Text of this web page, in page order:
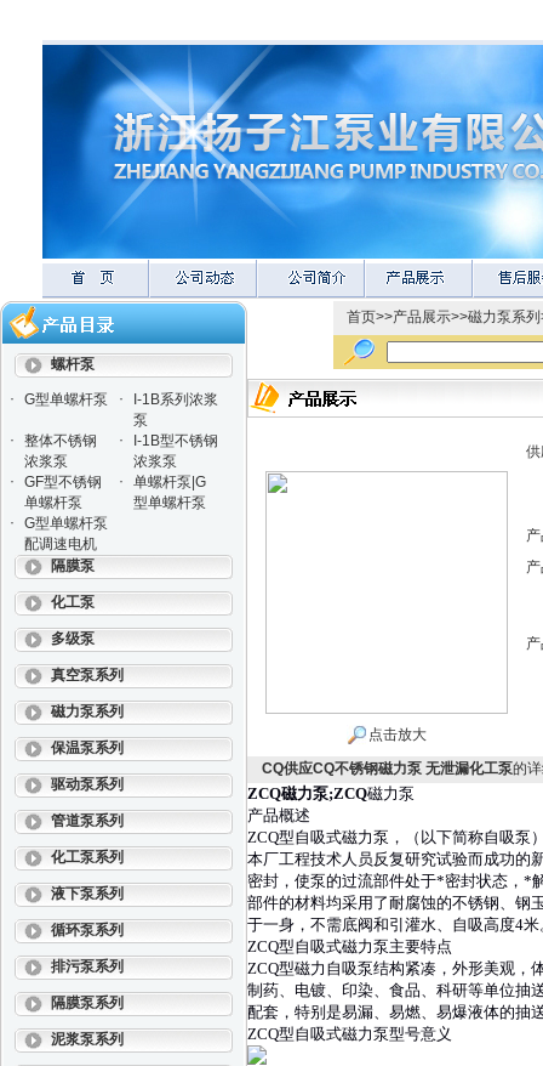
螺杆泵
·
G型单螺杆泵 ·
I-1B系列浓浆
泵
·
整体不锈钢
浓浆泵
·
I-1B型不锈钢
浓浆泵
·
GF型不锈钢
单螺杆泵
·
单螺杆泵|G
型单螺杆泵
·
G型单螺杆泵
配调速电机
隔膜泵
化工泵
多级泵
真空泵系列
磁力泵系列
保温泵系列
驱动泵系列
管道泵系列
化工泵系列
液下泵系列
循环泵系列
排污泵系列
隔膜泵系列
泥浆泵系列
首页>>产品展示>>磁力泵系列
点击放大
CQ供应CQ不锈钢磁力泵 无泄漏化工泵的
ZCQ磁力泵;ZCQ磁力泵
产品概述
ZCQ型自吸式磁力泵，（以下简称自吸泵
本厂工程技术人员反复研究试验而成功的
密封，使泵的过流部件处于*密封状态，*
部件的材料均采用了耐腐蚀的不锈钢、钢
于一身，不需底阀和引灌水、自吸高度4米
ZCQ型自吸式磁力泵主要特点
ZCQ型磁力自吸泵结构紧凑，外形美观，
制药、电镀、印染、食品、科研等单位抽
配套，特别是易漏、易燃、易爆液体的抽
ZCQ型自吸式磁力泵型号意义